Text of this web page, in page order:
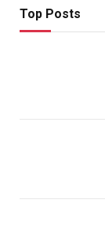
Top Posts